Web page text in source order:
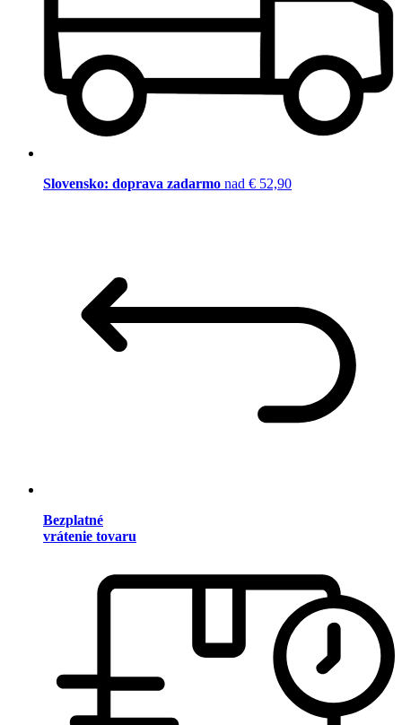
Slovensko: doprava zadarmo nad € 52,90
Bezplatné
vrátenie tovaru